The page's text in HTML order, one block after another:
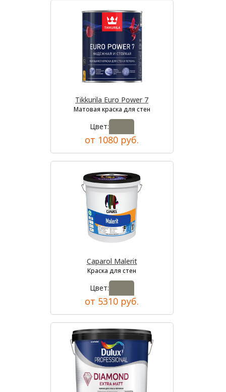
Tikkurila Euro Power 7
Матовая краска для стен
Цвет:
от 1080 руб.
Caparol Malerit
Краска для стен
Цвет:
от 5310 руб.